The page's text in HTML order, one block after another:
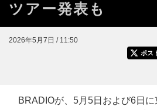
ツアー発表も
2026年5月7日 / 11:50
ポス
BRADIOが、5月5日および6日に